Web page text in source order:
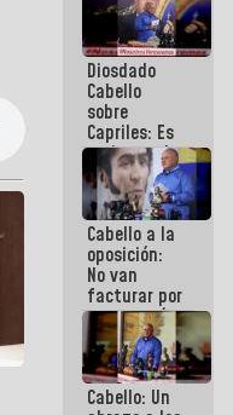
Diosdado
Cabello
sobre
Capriles: Es
un inmoral
de la
política
Cabello a la
oposición:
No van
facturar por
cuenta mía,
factura el
que yo
quiera (+Con
el Mazo
Cabello: Un